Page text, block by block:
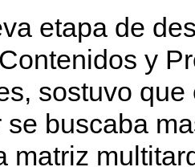
etapa de
y
sostuvo
se buscaba
matriz